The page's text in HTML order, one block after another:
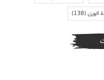
الوزن(138)